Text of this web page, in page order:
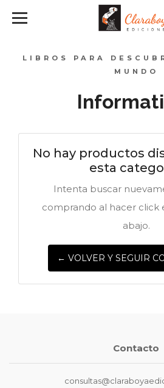
LIBROS PARA
MUNDO
No hay productos
esta
Intenta buscar
comprando al hacer click
abajo.
← VOLVER Y SEGUIR
Contacto